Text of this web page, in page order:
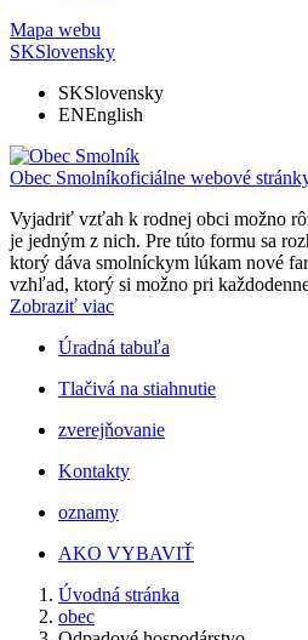
Mapa webu
SKSlovensky
SKSlovensky
ENEnglish
Obec Smolníkoficiálne webové
Vyjadriť vzťah k rodnej obci možno
je jedným z nich. Pre túto formu sa
ktorý dáva smolníckym lúkam nové
vzhľad, ktorý si možno pri
Zobraziť viac
Úradná tabuľa
Tlačivá na stiahnutie
zverejňovanie
Kontakty
oznamy
AKO VYBAVIŤ
Úvodná stránka
obec